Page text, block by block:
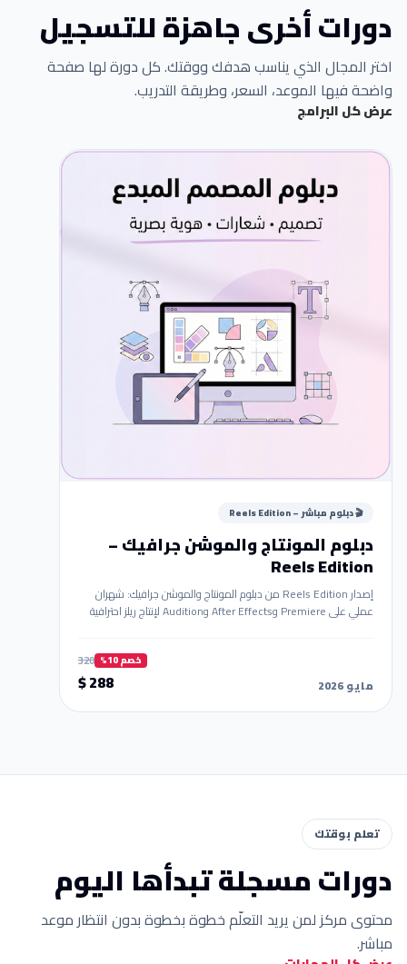
دورات أخرى جاهزة للتسجيل
اختر المجال الذي يناسب هدفك ووقتك. كل دورة لها صفحة
واضحة فيها الموعد، السعر، وطريقة التدريب.
عرض كل البرامج
🎬 دبلوم مباشر – Reels Edition
دبلوم المونتاج والموشن جرافيك –
Reels Edition
إصدار Reels Edition من دبلوم المونتاج والموشن جرافيك: شهران
عملي على Premiere وAfter Effects وAudition لإنتاج ريلز احترافية
مايو 2026
خصم 10% 320
288 $
تعلم بوقتك
دورات مسجلة تبدأها اليوم
محتوى مركز لمن يريد التعلّم خطوة بخطوة بدون انتظار موعد
مباشر.